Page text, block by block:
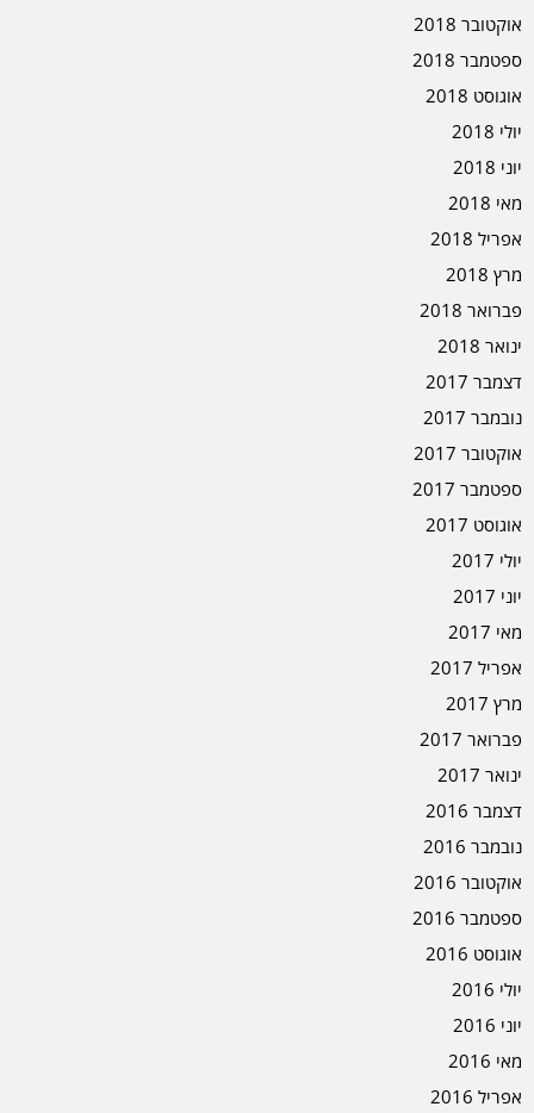
אוקטובר 2018
ספטמבר 2018
אוגוסט 2018
יולי 2018
יוני 2018
מאי 2018
אפריל 2018
מרץ 2018
פברואר 2018
ינואר 2018
דצמבר 2017
נובמבר 2017
אוקטובר 2017
ספטמבר 2017
אוגוסט 2017
יולי 2017
יוני 2017
מאי 2017
אפריל 2017
מרץ 2017
פברואר 2017
ינואר 2017
דצמבר 2016
נובמבר 2016
אוקטובר 2016
ספטמבר 2016
אוגוסט 2016
יולי 2016
יוני 2016
מאי 2016
אפריל 2016